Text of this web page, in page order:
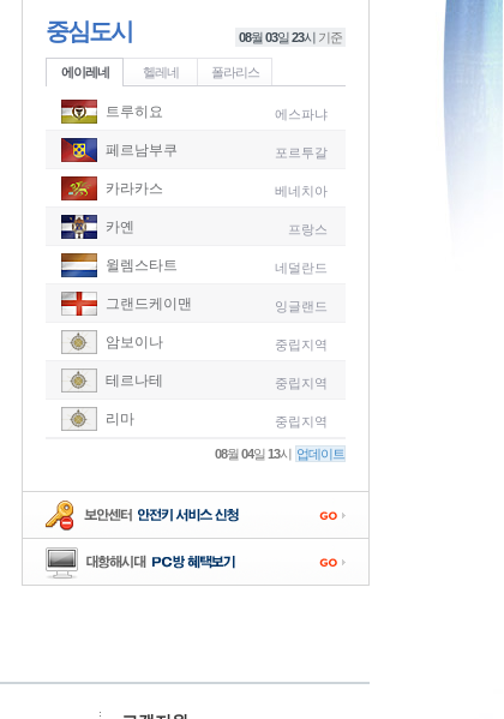
-
중심도시 08월 03일 23시 기준
에이레네 헬레네 폴라리스
트루히요 에스파냐
페르남부쿠 포르투갈
카라카스 베네치아
카옌 프랑스
윌렘스타트 네덜란드
그랜드케이맨 잉글랜드
암보이나 중립지역
테르나테 중립지역
리마 중립지역
08월04일13시 업데이트